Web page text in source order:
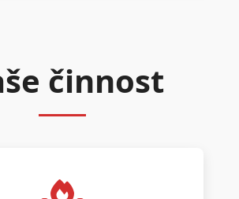
činnost